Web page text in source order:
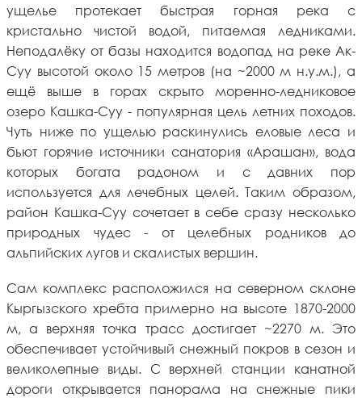
ущелье протекает быстрая горная река с
кристально чистой водой, питаемая ледниками.
Неподалёку от базы находится водопад на реке Ак-
Суу высотой около 15 метров (на ~2000 м н.у.м.), а
ещё выше в горах скрыто моренно-ледниковое
озеро Кашка-Суу - популярная цель летних походов.
Чуть ниже по ущелью раскинулись еловые леса и
бьют горячие источники санатория «Арашан», вода
которых богата радоном и с давних пор
используется для лечебных целей. Таким образом,
район Кашка-Суу сочетает в себе сразу несколько
природных чудес - от целебных родников до
альпийских лугов и скалистых вершин.
Сам комплекс расположился на северном склоне
Кыргызского хребта примерно на высоте 1870-2000
м, а верхняя точка трасс достигает ~2270 м. Это
обеспечивает устойчивый снежный покров в сезон и
великолепные виды. С верхней станции канатной
дороги открывается панорама на снежные пики